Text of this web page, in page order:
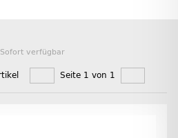
Sofort verfügbar
Seite 1 von 1